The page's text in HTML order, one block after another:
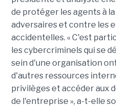
de protéger les agents à
adversaires et contre les
accidentelles. « C'est
les cybercriminels qui se
sein d'une organisation
d'autres ressources
privilèges et accéder aux
de l'entreprise », a-t-elle